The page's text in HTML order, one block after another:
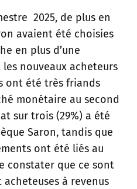
2025, de plus en
avaient été choisies
en plus d’une
nouveaux acheteurs
ont été très friands
monétaire au second
sur trois (29%) a été
Saron, tandis que
ont été liés au
constater que ce sont
à revenus